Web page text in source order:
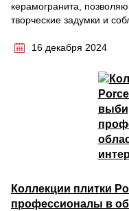
керамогранита,
творческие задумки и
16 декабря 2024
Коллекции плитки
профессионалы в